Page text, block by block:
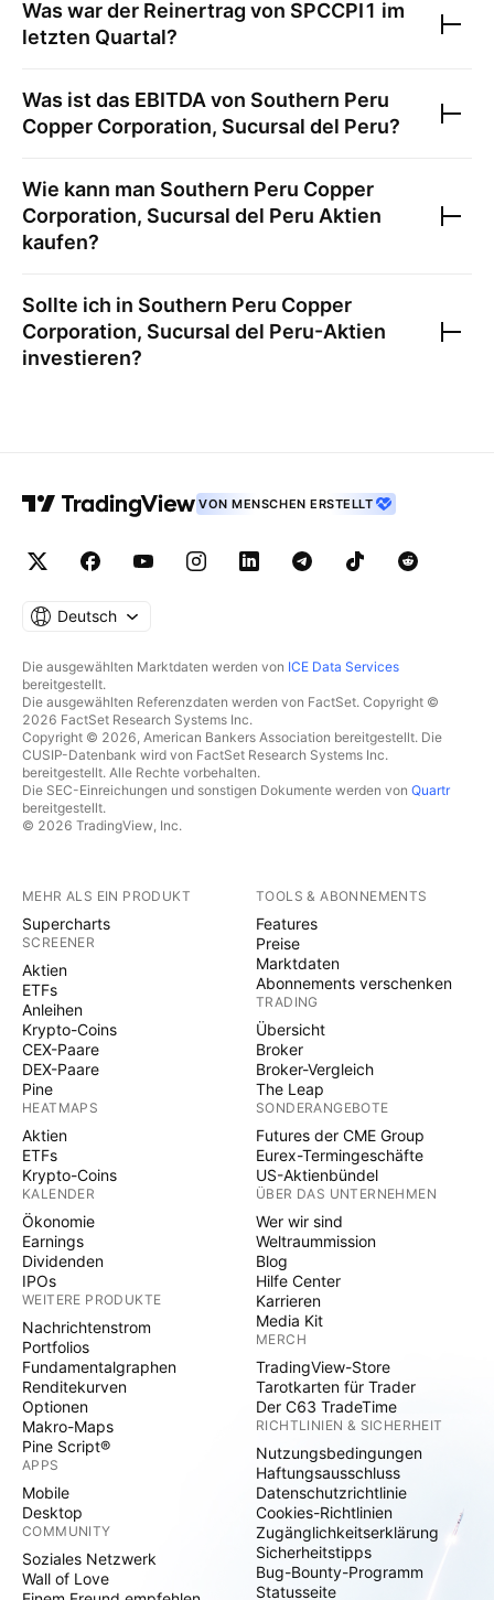
Was war der Reinertrag von SPCCPI1 im
letzten Quartal?
Was ist das EBITDA von Southern Peru
Copper Corporation, Sucursal del Peru?
Wie kann man Southern Peru Copper
Corporation, Sucursal del Peru Aktien
kaufen?
Sollte ich in Southern Peru Copper
Corporation, Sucursal del Peru-Aktien
investieren?
VON MENSCHEN ERSTELLT
Deutsch
Die ausgewählten Marktdaten werden von ICE Data Services
bereitgestellt.
Die ausgewählten Referenzdaten werden von FactSet. Copyright ©
2026 FactSet Research Systems Inc.
Copyright © 2026, American Bankers Association bereitgestellt. Die
CUSIP-Datenbank wird von FactSet Research Systems Inc.
bereitgestellt. Alle Rechte vorbehalten.
Die SEC-Einreichungen und sonstigen Dokumente werden von Quartr
bereitgestellt.
© 2026 TradingView, Inc.
MEHR ALS EIN PRODUKT
Supercharts
SCREENER
Aktien
ETFs
Anleihen
Krypto-Coins
CEX-Paare
DEX-Paare
Pine
HEATMAPS
Aktien
ETFs
Krypto-Coins
KALENDER
Ökonomie
Earnings
Dividenden
IPOs
WEITERE PRODUKTE
Nachrichtenstrom
Portfolios
Fundamentalgraphen
Renditekurven
Optionen
Makro-Maps
Pine Script®
APPS
Mobile
Desktop
COMMUNITY
Soziales Netzwerk
Wall of Love
TOOLS & ABONNEMENTS
Features
Preise
Marktdaten
Abonnements verschenken
TRADING
Übersicht
Broker
Broker-Vergleich
The Leap
SONDERANGEBOTE
Futures der CME Group
Eurex-Termingeschäfte
US-Aktienbündel
ÜBER DAS UNTERNEHMEN
Wer wir sind
Weltraummission
Blog
Hilfe Center
Karrieren
Media Kit
MERCH
TradingView-Store
Tarotkarten für Trader
Der C63 TradeTime
RICHTLINIEN & SICHERHEIT
Nutzungsbedingungen
Haftungsausschluss
Datenschutzrichtlinie
Cookies-Richtlinien
Zugänglichkeitserklärung
Sicherheitstipps
Bug-Bounty-Programm
Statusseite